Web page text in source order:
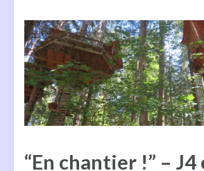
“En chantier !” – J4